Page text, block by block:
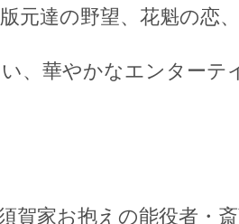
元達の野望、花魁の恋
、華やかなエンターテ
賀家お抱えの能役者・